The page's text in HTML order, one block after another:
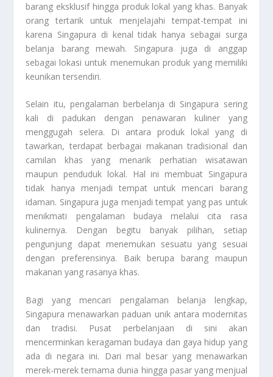
barang eksklusif hingga produk lokal yang khas. Banyak
orang tertarik untuk menjelajahi tempat-tempat ini
karena Singapura di kenal tidak hanya sebagai surga
belanja barang mewah. Singapura juga di anggap
sebagai lokasi untuk menemukan produk yang memiliki
keunikan tersendiri.
Selain itu, pengalaman berbelanja di Singapura sering
kali di padukan dengan penawaran kuliner yang
menggugah selera. Di antara produk lokal yang di
tawarkan, terdapat berbagai makanan tradisional dan
camilan khas yang menarik perhatian wisatawan
maupun penduduk lokal. Hal ini membuat Singapura
tidak hanya menjadi tempat untuk mencari barang
idaman. Singapura juga menjadi tempat yang pas untuk
menikmati pengalaman budaya melalui cita rasa
kulinernya. Dengan begitu banyak pilihan, setiap
pengunjung dapat menemukan sesuatu yang sesuai
dengan preferensinya. Baik berupa barang maupun
makanan yang rasanya khas.
Bagi yang mencari pengalaman belanja lengkap,
Singapura menawarkan paduan unik antara modernitas
dan tradisi. Pusat perbelanjaan di sini akan
mencerminkan keragaman budaya dan gaya hidup yang
ada di negara ini. Dari mal besar yang menawarkan
merek-merek ternama dunia hingga pasar yang menjual